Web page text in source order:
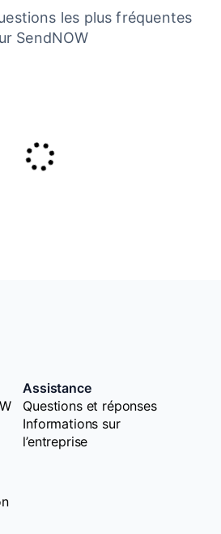
les plus fréquentes
SendNOW
Assistance
Questions et réponses
Informations sur
l’entreprise